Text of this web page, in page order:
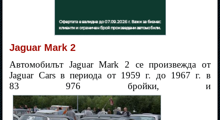
Jaguar Mark 2
Автомобилът Jaguar Mark 2 се произвежда от
Jaguar Cars в периода от 1959 г. до 1967 г. в
83 976 бройки, и